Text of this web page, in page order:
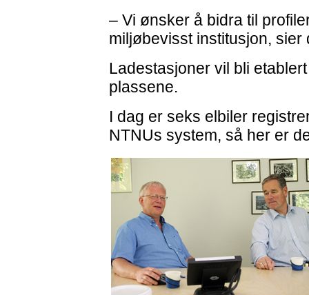
– Vi ønsker å bidra til
miljøbevisst institusjon, sier
Ladestasjoner vil bli
plassene.
I dag er seks elbiler
NTNUs system, så her er